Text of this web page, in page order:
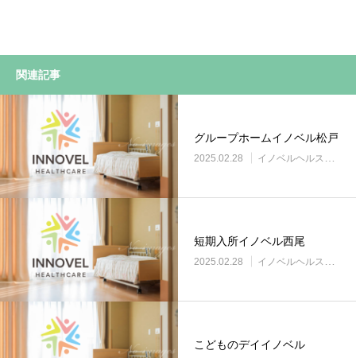
関連記事
グループホームイノベル松戸
2025.02.28 イノベルヘルスケア事業所
短期入所イノベル西尾
2025.02.28 イノベルヘルスケア事業所
こどものデイイノベル